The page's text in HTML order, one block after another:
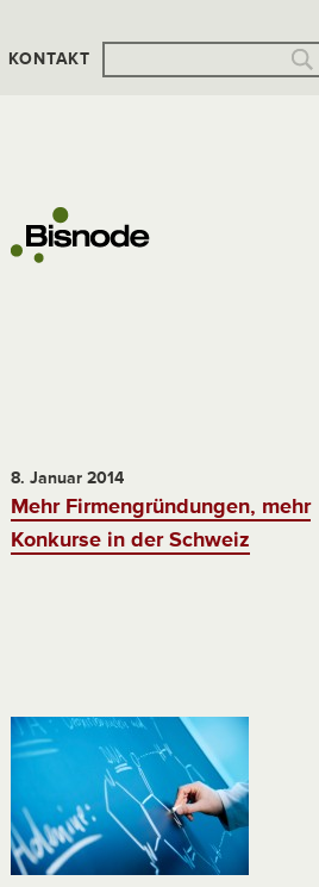
KONTAKT
8. Januar 2014
Mehr Firmengründungen, mehr
Konkurse in der Schweiz